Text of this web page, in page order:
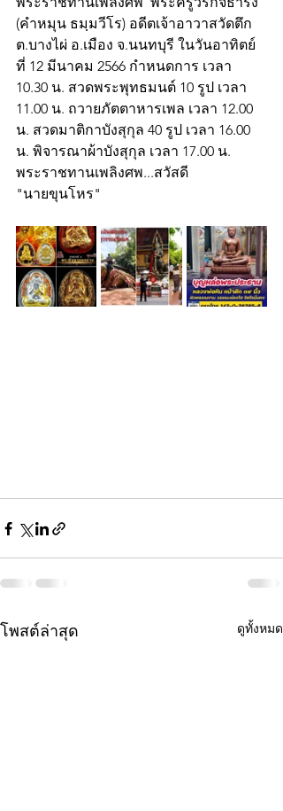
(คำหมุน ธมฺมวีโร) อดีตเจ้าอาวาสวัดตึก
ต.บางไผ่ อ.เมือง จ.นนทบุรี ในวันอาทิตย์
ที่ 12 มีนาคม 2566 กำหนดการ เวลา
10.30 น. สวดพระพุทธมนต์ 10 รูป เวลา
11.00 น. ถวายภัตตาหารเพล เวลา 12.00
น. สวดมาติกาบังสุกุล 40 รูป เวลา 16.00
น. พิจารณาผ้าบังสุกุล เวลา 17.00 น.
พระราชทานเพลิงศพ...สวัสดี
"นายขุนโหร"
โพสต์ล่าสุด ดูทั้งหมด